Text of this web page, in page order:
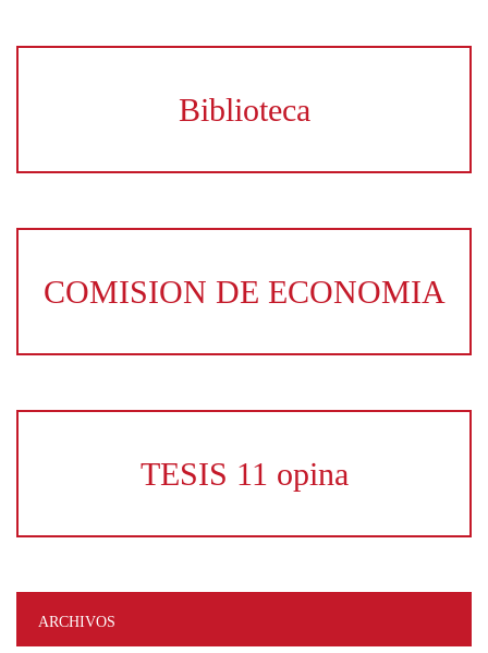
Biblioteca
COMISION DE ECONOMIA
TESIS 11 opina
ARCHIVOS